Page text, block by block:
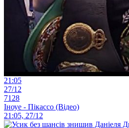
21:05
27/12
7128
Іноуе - Пікассо (Відео)
21:05, 27/12